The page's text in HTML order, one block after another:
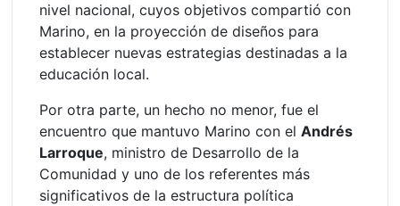
nivel nacional, cuyos objetivos compartió con
Marino, en la proyección de diseños para
establecer nuevas estrategias destinadas a la
educación local.
Por otra parte, un hecho no menor, fue el
encuentro que mantuvo Marino con elAndrés
Larroque, ministro de Desarrollo de la
Comunidad y uno de los referentes más
significativos de la estructura política